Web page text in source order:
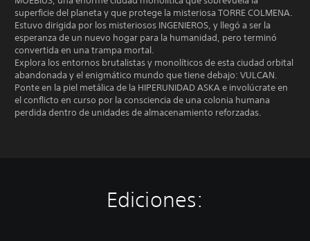
superficie del planeta y que protege la misteriosa TORRE COLMENA.
Estuvo dirigida por los misteriosos INGENIEROS, y llegó a ser la
esperanza de un nuevo hogar para la humanidad, pero terminó
convertida en una trampa mortal.
Explora los entornos brutalistas y monolíticos de esta ciudad orbital
abandonada y el enigmático mundo que tiene debajo: VULCAN.
Ponte en la piel metálica de la HIPERUNIDAD ASKA e involúcrate en
el conflicto en curso por la consciencia de una colonia humana
perdida dentro de unidades de almacenamiento reforzadas.
Ediciones: